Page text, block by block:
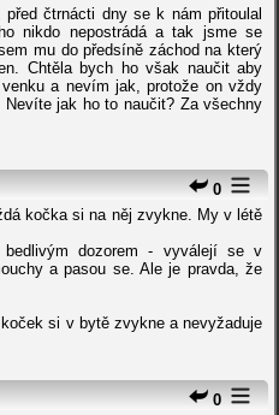
čtrnácti dny se k nám přitoulal
nikdo nepostrádá a tak jsme se
mu do předsíně záchod na který
Chtěla bych ho však naučit aby
a nevím jak, protože on vždy
jak ho to naučit? Za všechny
0
kočka si na něj zvykne. My v létě
dozorem - vyválejí se v
a pasou se. Ale je pravda, že
si v bytě zvykne a nevyžaduje
0